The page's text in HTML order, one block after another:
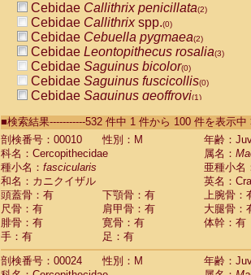
Cebidae Callithrix penicillata(2)
Cebidae Callithrixspp.(0)
Cebidae Cebuella pygmaea(2)
Cebidae Leontopithecus rosalia(3)
Cebidae Saguinus bicolor(0)
Cebidae Saguinus fuscicollis(0)
Cebidae Saguinus geoffroyi(1)
CebidaeSaguinus labiatus(0)
Cebidae Saguinus leucopus (4)
CebidaeSaguinus midas
CebidaeSaguinus mystax
CebidaeSaguinus nigricollis (13)
Cebidae Saguinus oedipus
Cebidae Saguinus weddelli
Cebidae Saguinusspp.
Cebidae Aotus trivirgatus
Cebidae Cebus albifrons
CebidaeCebus apella
■検索結果-----------532 件中 1 件から 100 件を表示
剖検番号：00010
性別：M
年齢：
科名：Cercopithecidae
属名：
種小名： fascicularis
亜種小名
和名：カニクイザル
英名：
頭蓋骨：有
下顎骨：有
上腕骨：
尺骨：有
肩甲骨：有
大腿骨：
腓骨：有
寛骨：有
体幹：有
手：有
足：有
剖検番号：00024
性別：M
年齢：